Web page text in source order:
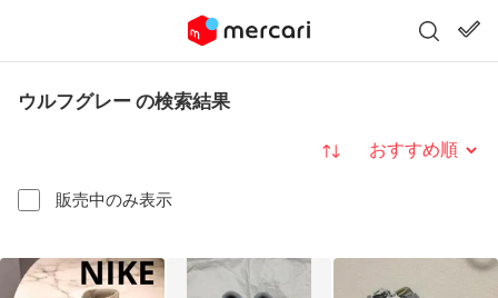
ウルフグレー の検索結果
販売中のみ表示
並び替え